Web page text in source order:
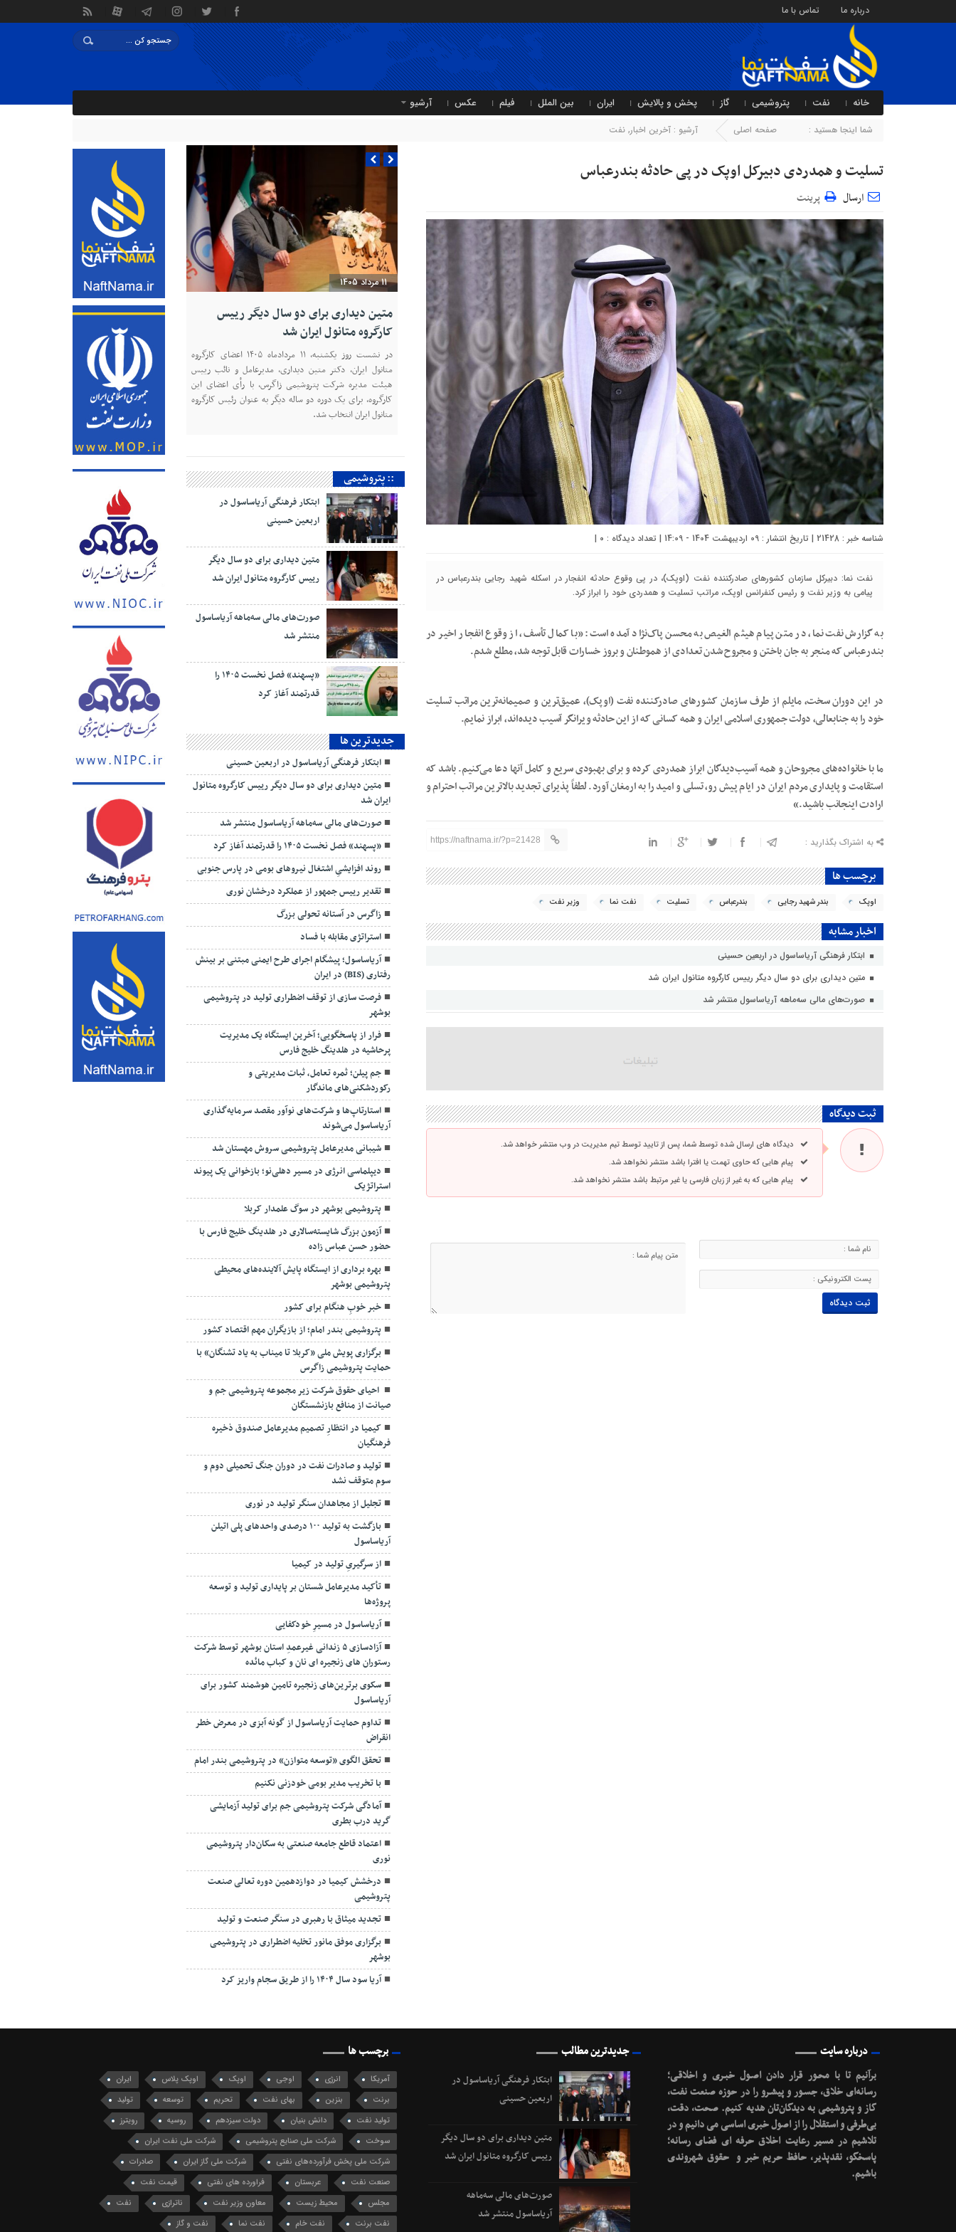
درباره ما تماس با ما
خانه نفت پتروشیمی گاز پخش و پالایش ایران بین الملل فیلم عکس آرشیو
شما اینجا هستید : صفحه اصلی آرشیو : آخرین اخبار, نفت
تسلیت و همدردی دبیرکل اوپک در پی حادثه بندرعباس
ارسال پرینت
شناسه خبر : 21428 | تاریخ انتشار : 09 اردیبهشت 1404 - 14:09 | تعداد دیدگاه : ۰ |
نفت نما: دبیرکل سازمان کشورهای صادرکننده نفت (اوپک)، در پی وقوع حادثه انفجار در اسکله شهید رجایی بندرعباس در
پیامی به وزیر نفت و رئیس کنفرانس اوپک، مراتب تسلیت و همدردی خود را ابراز کرد.
به گزارش نفت نما، در متن پیام هیثم الغیص به محسن پاک‌نژاد آمده است: «با کمال تأسف، از وقوع انفجار اخیر در
بندرعباس که منجر به جان باختن و مجروح شدن تعدادی از هموطنان و بروز خسارات قابل توجه شد، مطلع شدم.
در این دوران سخت، مایلم از طرف سازمان کشورهای صادرکننده نفت (اوپک)، عمیق‌ترین و صمیمانه‌ترین مراتب تسلیت
خود را به جنابعالی، دولت جمهوری اسلامی ایران و همه کسانی که از این حادثه ویرانگر آسیب دیده‌اند، ابراز نمایم.
ما با خانواده‌های مجروحان و همه آسیب‌دیدگان ابراز همدردی کرده و برای بهبودی سریع و کامل آنها دعا می‌کنیم. باشد که
استقامت و پایداری مردم ایران در ایام پیش‌ رو، تسلی و امید را به ارمغان آورد. لطفاً پذیرای تجدید بالاترین مراتب احترام و
ارادت اینجانب باشید.»
به اشتراک بگذارید : https://naftnama.ir/?p=21428
برچسب ها
اوپک بندر شهید رجایی بندرعباس تسلیت نفت نما وزیر نفت
اخبار مشابه
ابتکار فرهنگی آریاساسول در اربعین حسینی
متین دیداری برای دو سال دیگر رییس کارگروه متانول ایران شد
صورت‌های مالی سه‌ماهه آریاساسول منتشر شد
ثبت دیدگاه
دیدگاه های ارسال شده توسط شما، پس از تایید توسط تیم مدیریت در وب منتشر خواهد شد.
پیام هایی که حاوی تهمت یا افترا باشد منتشر نخواهد شد.
پیام هایی که به غیر از زبان فارسی یا غیر مرتبط باشد منتشر نخواهد شد.
11 مرداد 1405
متین دیداری برای دو سال دیگر رییس
کارگروه متانول ایران شد
در نشست روز یکشنبه، ۱۱ مردادماه ۱۴۰۵ اعضای کارگروه
متانول ایران، دکتر متین دیداری، مدیرعامل و‌ نائب رییس
هیئت مدیره شرکت پتروشیمی زاگرس، با رأی اعضای این
کارگروه، برای یک دوره دو ساله دیگر به عنوان رئیس کارگروه
متانول ایران انتخاب شد.
:: پتروشیمی
ابتکار فرهنگی آریاساسول در
اربعین حسینی
متین دیداری برای دو سال دیگر
رییس کارگروه متانول ایران شد
صورت‌های مالی سه‌ماهه آریاساسول
منتشر شد
«پسهند» فصل نخست ۱۴۰۵ را
قدرتمند آغاز کرد
جديدترين ها
ابتکار فرهنگی آریاساسول در اربعین حسینی
متین دیداری برای دو سال دیگر رییس کارگروه متانول
ایران شد
صورت‌های مالی سه‌ماهه آریاساسول منتشر شد
«پسهند» فصل نخست ۱۴۰۵ را قدرتمند آغاز کرد
روند افزایشیِ اشتغال نیروهای بومی در پارس جنوبی
تقدیر رییس جمهور از عملکرد درخشان نوری
زاگرس در آستانه تحولی بزرگ
استراتژی مقابله با فساد
آریاساسول؛ پیشگام اجرای طرح ایمنی مبتنی بر بینش
رفتاری (BIS) در ایران
فرصت سازی از توقف اضطراری تولید در پتروشیمی
بوشهر
فرار از پاسخگویی؛ آخرین ایستگاه یک مدیریت
پرحاشیه در هلدینگ خلیج فارس
جم پیلن؛ ثمره تعامل، ثبات مدیریتی و
رکوردشکنی‌های ماندگار
استارتاپ‌ها و شرکت‌های نوآور مقصد سرما‌یه‌گذاری
آریاساسول می‌شوند
شیبانی مدیرعامل پتروشیمی سروش مهستان شد
دیپلماسی انرژی در مسیر دهلی‌نو؛ بازخوانی یک پیوند
استراتژیک
پتروشیمی بوشهر در سوگ علمدار کربلا
آزمون بزرگ شایسته‌سالاری در هلدینگ خلیج فارس با
حضور حسن عباس زاده
بهره برداری از ایستگاه پایش آلاینده‌های محیطی
پتروشیمی بوشهر
خبر خوبِ هنگام برای کشور
پتروشیمی بندر امام؛ از بازیگران مهم اقتصاد کشور
برگزاری پویش ملی «کربلا تا میناب به یاد تشنگان» با
حمایت پتروشیمی زاگرس
احیای حقوق شرکت زیر مجموعه پتروشیمی جم و
صیانت از منافع بازنشستگان
کیمیا در انتظارِ تصمیم مدیرعامل صندوق ذخیره
فرهنگیان
تولید و صادرات نفت در دوران جنگ تحمیلی دوم و
سوم متوقف نشد
تجلیل از مجاهدان سنگر تولید در نوری
بازگشت به تولید ۱۰۰ درصدی واحدهای پلی اتیلن
آریاساسول
از سرگیریِ تولید در کیمیا
تأکید مدیرعامل شستان بر پایداری تولید و توسعه
پروژه‌ها
آریاساسول در مسیرِ خودکفایی
آزادسازی ۵ زندانی غیرعمدِ استان بوشهر توسط شرکت
رستوران های زنجیره ای نان و کباب مائده
سکوی برترین‌های زنجیره تامین هوشمند کشور برای
آریاساسول
تداوم حمایت آریاساسول از گونه آبزی در معرض خطر
انقراض
تحقق الگوی «توسعه متوازن» در پتروشیمی بندر امام
با تخریب مدیر بومی خودزنی نکنیم
آمادگی شرکت پتروشیمی جم برای تولید آزمایشی
گرید درب بطری
اعتماد قاطع جامعه صنعتی به سکان‌دار پتروشیمی
نوری
درخشش کیمیا در دوازدهمین دوره تعالی صنعت
پتروشیمی
تجدید میثاق با رهبری در سنگر صنعت و تولید
برگزاری موفق مانور تخلیه اضطراری در پتروشیمی
بوشهر
آریا سود سال ۱۴۰۴ را از طریق سجام واریز کرد
درباره سایت
برآنیم تا با محـور قرار دادن اصـول خبـری و اخلاقـی؛
رسانه‌ای خلاق، جسـور و پیشـرو را در حوزه صنعت نفت،
گاز و پتروشیمی به دیدگان‌تان هدیه کنیم. صحت، دقت،
بی‌طرفی و استقلال را از اصول خبری اساسی می دانیم و در
تلاشیم در مسیر رعایت اخلاق حرفه ای فضای رسانه؛
پاسخگو، نقدپذیر، حافظ حریم خبر و حقوق شهروندی
باشیم.
جدیدترین مطالب
ابتکار فرهنگی آریاساسول در
اربعین حسینی
متین دیداری برای دو سال دیگر
رییس کارگروه متانول ایران شد
صورت‌های مالی سه‌ماهه
آریاساسول منتشر شد
برچسب ها
آمریکا انرژی اوجی اوپک اوپک پلاس
ایران
برنت
بنزین بهای نفت تحریم توسعه
تولید
تولید نفت
دانش بنیان دولت سیزدهم روسیه
رویترز
سوخت
شرکت ملی صنایع پتروشیمی
شرکت ملی نفت ایران
شرکت ملی پخش فرآورده‌های نفتی
شرکت ملی گاز ایران
صادرات
صنعت نفت
عربستان فراورده های نفتی
قیمت نفت
مجلس
محیط زیست معاون وزیر نفت ناترازی
نفت
نفت برنت
نفت خام نفت نما نفت و گاز